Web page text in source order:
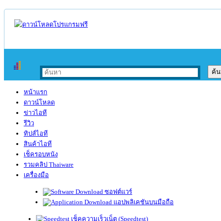
หน้าแรก
ดาวน์โหลด
ข่าวไอที
รีวิว
ทิปส์ไอที
สินค้าไอที
เช็ครอบหนัง
รวมคลิป Thaiware
เครื่องมือ
ซอฟต์แวร์
แอปพลิเคชันบนมือถือ
เช็คความเร็วเน็ต (Speedtest)